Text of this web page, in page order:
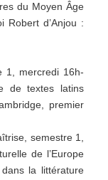
du Moyen Âge
d’Anjou :
1, mercredi 16h-
de textes latins
premier
semestre 1,
de l’Europe
la littérature